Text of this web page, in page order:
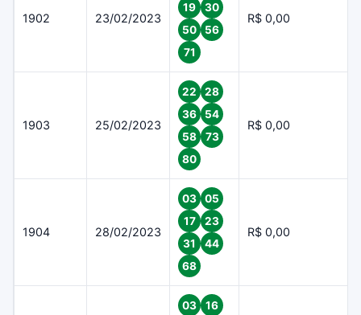
1902 23/02/2023
19
30
50
56
71
R$ 0,00
1903 25/02/2023
22
28
36
54
58
73
80
R$ 0,00
1904 28/02/2023
03
05
17
23
31
44
68
R$ 0,00
03
16